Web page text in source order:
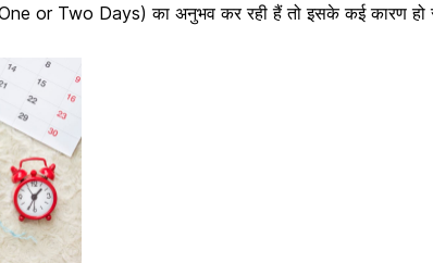
One or Two Days) का अनुभव कर रही हैं तो इसके कई कारण